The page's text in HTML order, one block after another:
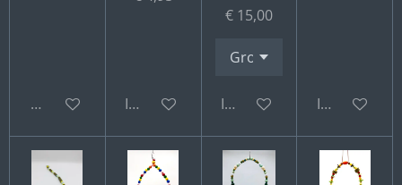
Bekijk details In winkelwagen
€ 15,00
In winkelwagenIn